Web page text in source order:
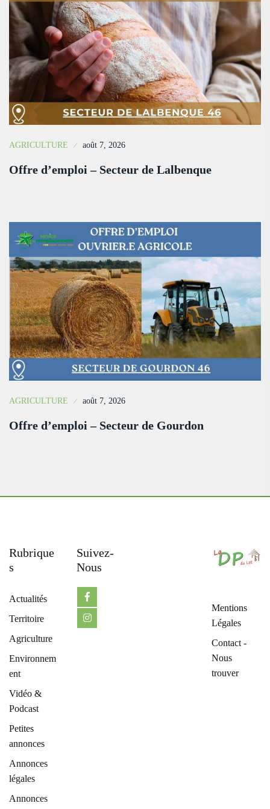
AGRICULTURE août 7, 2026
Offre d’emploi – Secteur de Lalbenque
AGRICULTURE août 7, 2026
Offre d’emploi – Secteur de Gourdon
Rubrique
S
Actualités
Territoire
Agriculture
Environnem
ent
Vidéo &
Podcast
Petites
annonces
Annonces
légales
Annonces
Suivez-
Nous
Mentions
Légales
Contact -
Nous
trouver